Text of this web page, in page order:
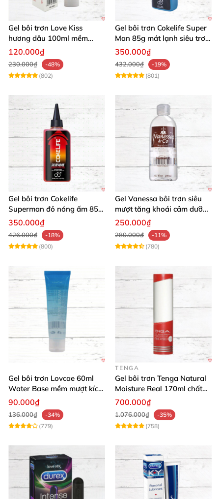
Gel bôi trơn Love Kiss
hương dâu 100ml mềm
mượt an toàn thơm
120.000₫
230.000₫
-48%
(802)
Gel bôi trơn Cokelife Super
Man 85g mát lạnh siêu trơn
an toàn
350.000₫
432.000₫
-19%
(801)
Gel bôi trơn Cokelife
Superman đỏ nóng ấm 85g
giảm đau rát
350.000₫
426.000₫
-18%
(800)
Gel Vanessa bôi trơn siêu
mượt tăng khoái cảm dưỡng
ẩm 200ml
250.000₫
280.000₫
-11%
(780)
Gel bôi trơn Lovcae 60ml
Water Base mềm mượt kích
thích
90.000₫
136.000₫
-34%
(779)
TENGA
Gel bôi trơn Tenga Natural
Moisture Real 170ml chất
lượng cao mềm mượt an
700.000₫
1.076.000₫
-35%
(758)